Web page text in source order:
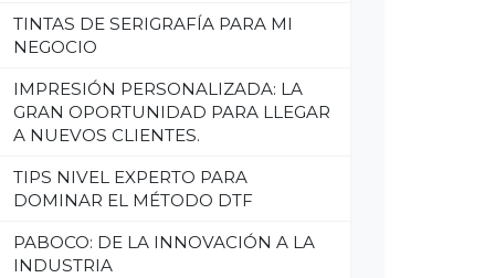
TINTAS DE SERIGRAFÍA PARA MI
NEGOCIO
IMPRESIÓN PERSONALIZADA: LA
GRAN OPORTUNIDAD PARA LLEGAR
A NUEVOS CLIENTES.
TIPS NIVEL EXPERTO PARA
DOMINAR EL MÉTODO DTF
PABOCO: DE LA INNOVACIÓN A LA
INDUSTRIA